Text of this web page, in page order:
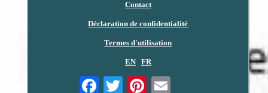
Contact
Déclaration de confidentialité
Termes d'utilisation
EN FR